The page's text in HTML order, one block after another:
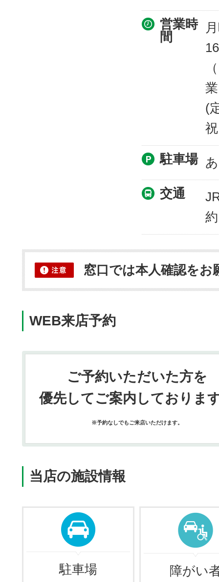
営業時
間
(
駐車場
交通
窓口では本人確認をお
WEB来店予約
ご予約いただいた方を
優先してご案内しておりま
※予約なしでもご来店いただけます。
当店の施設情報
駐車場
障がい